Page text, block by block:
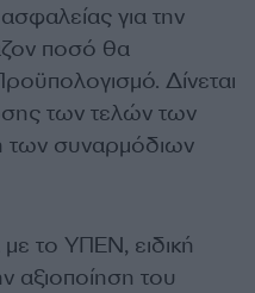
για την
ποσό θα
Δίνεται
των τελών των
συναρμόδιων
το ΥΠΕΝ, ειδική
αξιοποίηση του